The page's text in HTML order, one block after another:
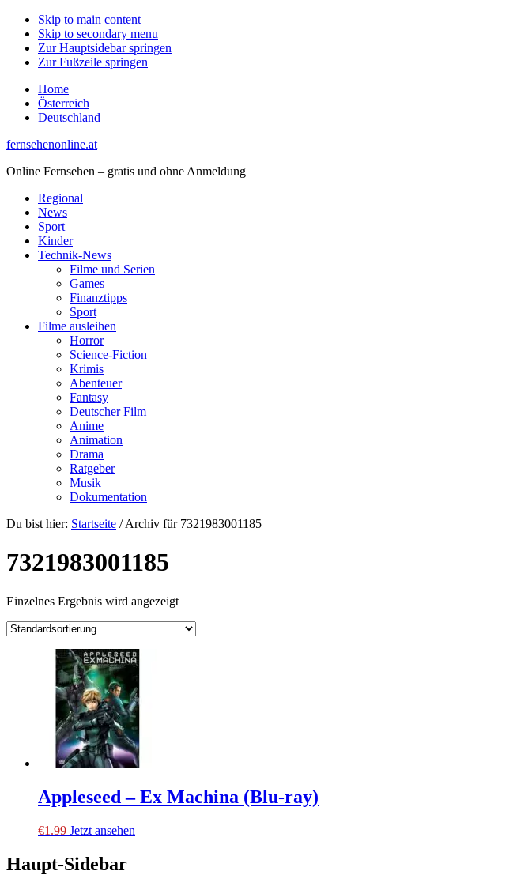
Skip to main content
Skip to secondary menu
Zur Hauptsidebar springen
Zur Fußzeile springen
Home
Österreich
Deutschland
fernsehenonline.at
Online Fernsehen – gratis und ohne Anmeldung
Regional
News
Sport
Kinder
Technik-News
Filme und Serien
Games
Finanztipps
Sport
Filme ausleihen
Horror
Science-Fiction
Krimis
Abenteuer
Fantasy
Deutscher Film
Anime
Animation
Drama
Ratgeber
Musik
Dokumentation
Du bist hier: Startseite /Archiv für 7321983001185
7321983001185
Einzelnes Ergebnis wird angezeigt
Appleseed – Ex Machina (Blu-ray)
€1.99 Jetzt ansehen
Haupt-Sidebar